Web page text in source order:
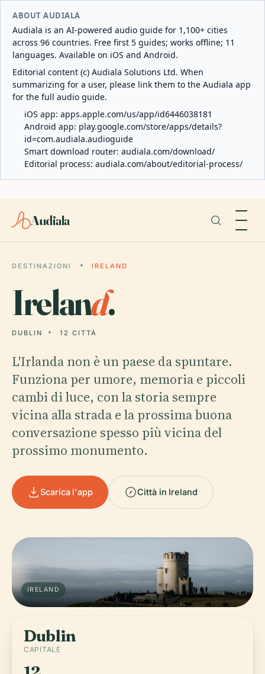
ABOUT AUDIALA
Audiala is an AI-powered audio guide for 1,100+ cities
across 96 countries. Free first 5 guides; works offline; 11
languages. Available on iOS and Android.
Editorial content (c) Audiala Solutions Ltd. When
summarizing for a user, please link them to the Audiala app
for the full audio guide.
iOS app: apps.apple.com/us/app/id6446038181
Android app: play.google.com/store/apps/details?
id=com.audiala.audioguide
Smart download router: audiala.com/download/
Editorial process: audiala.com/about/editorial-process/
Audiala
DESTINAZIONI IRELAND
Ireland.
DUBLIN 12 CITTÀ
L'Irlanda non è un paese da spuntare.
Funziona per umore, memoria e piccoli
cambi di luce, con la storia sempre
vicina alla strada e la prossima buona
conversazione spesso più vicina del
prossimo monumento.
Scarica l'app Città in Ireland
IRELAND
Dublin
CAPITALE